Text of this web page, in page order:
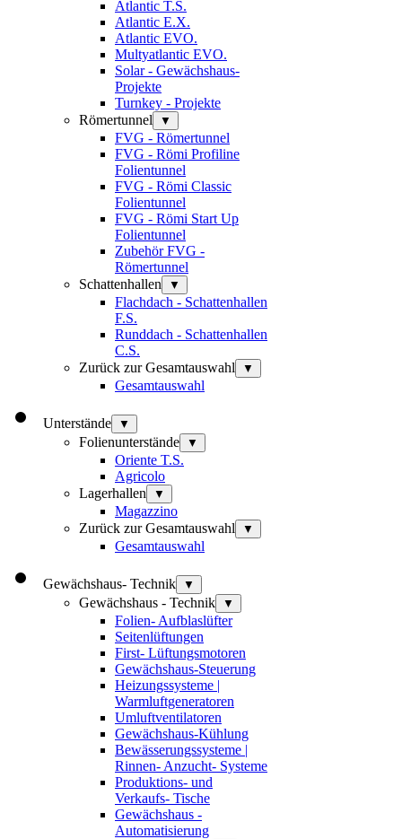
Atlantic T.S.
Atlantic E.X.
Atlantic EVO.
Multyatlantic EVO.
Solar - Gewächshaus-
Projekte
Turnkey - Projekte
Römertunnel
▼
FVG - Römertunnel
FVG - Römi Profiline
Folientunnel
FVG - Römi Classic
Folientunnel
FVG - Römi Start Up
Folientunnel
Zubehör FVG -
Römertunnel
Schattenhallen
▼
Flachdach - Schattenhallen
F.S.
Runddach - Schattenhallen
C.S.
Zurück zur Gesamtauswahl
▼
Gesamtauswahl
Unterstände ▼
Folienunterstände ▼
Oriente T.S.
Agricolo
Lagerhallen
▼
Magazzino
Zurück zur Gesamtauswahl
▼
Gesamtauswahl
Gewächshaus- Technik ▼
Gewächshaus - Technik ▼
Folien- Aufblaslüfter
Seitenlüftungen
First- Lüftungsmotoren
Gewächshaus-Steuerung
Heizungssysteme |
Warmluftgeneratoren
Umluftventilatoren
Gewächshaus-Kühlung
Bewässerungssysteme |
Rinnen- Anzucht- Systeme
Produktions- und
Verkaufs- Tische
Gewächshaus -
Automatisierung